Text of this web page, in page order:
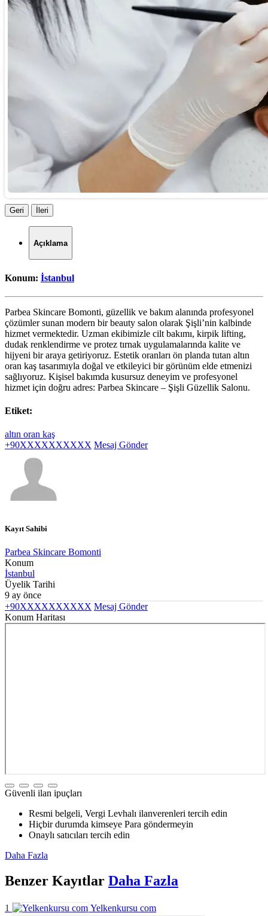
Geri İleri
Açıklama
Konum: İstanbul
Parbea Skincare Bomonti, güzellik ve bakım alanında profesyonel
çözümler sunan modern bir beauty salon olarak Şişli’nin kalbinde
hizmet vermektedir. Uzman ekibimizle cilt bakımı, kirpik lifting,
dudak renklendirme ve protez tırnak uygulamalarında kalite ve
hijyeni bir araya getiriyoruz. Estetik oranları ön planda tutan altın
oran kaş tasarımıyla doğal ve etkileyici bir görünüm elde etmenizi
sağlıyoruz. Kişisel bakımda kusursuz deneyim ve profesyonel
hizmet için doğru adres: Parbea Skincare – Şişli Güzellik Salonu.
Etiket:
altın oran kaş
+90XXXXXXXXXX Mesaj Gönder
Kayıt Sahibi
Parbea Skincare Bomonti
Konum
İstanbul
Üyelik Tarihi
9 ay önce
+90XXXXXXXXXX Mesaj Gönder
Konum Haritası
Güvenli ilan ipuçları
Resmi belgeli, Vergi Levhalı ilanverenleri tercih edin
Hiçbir durumda kimseye Para göndermeyin
Onaylı satıcıları tercih edin
Daha Fazla
Benzer Kayıtlar Daha Fazla
1 Yelkenkursu com